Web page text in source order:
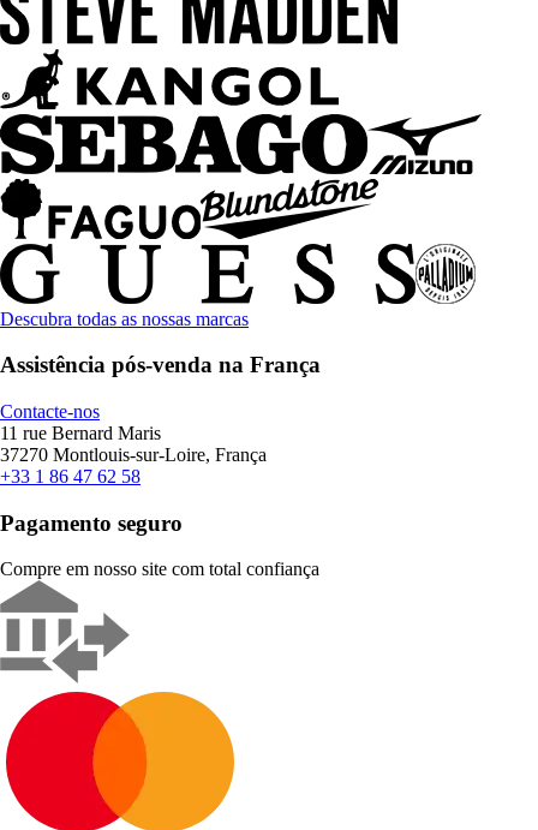
Descubra todas as nossas marcas
Assistência pós-venda na França
Contacte-nos
11 rue Bernard Maris
37270 Montlouis-sur-Loire, França
+33 1 86 47 62 58
Pagamento seguro
Compre em nosso site com total confiança